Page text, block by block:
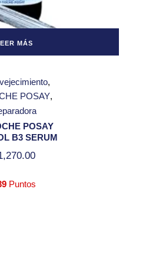
MÁS
POSAY
POSAY
B3 SERUM
Puntos